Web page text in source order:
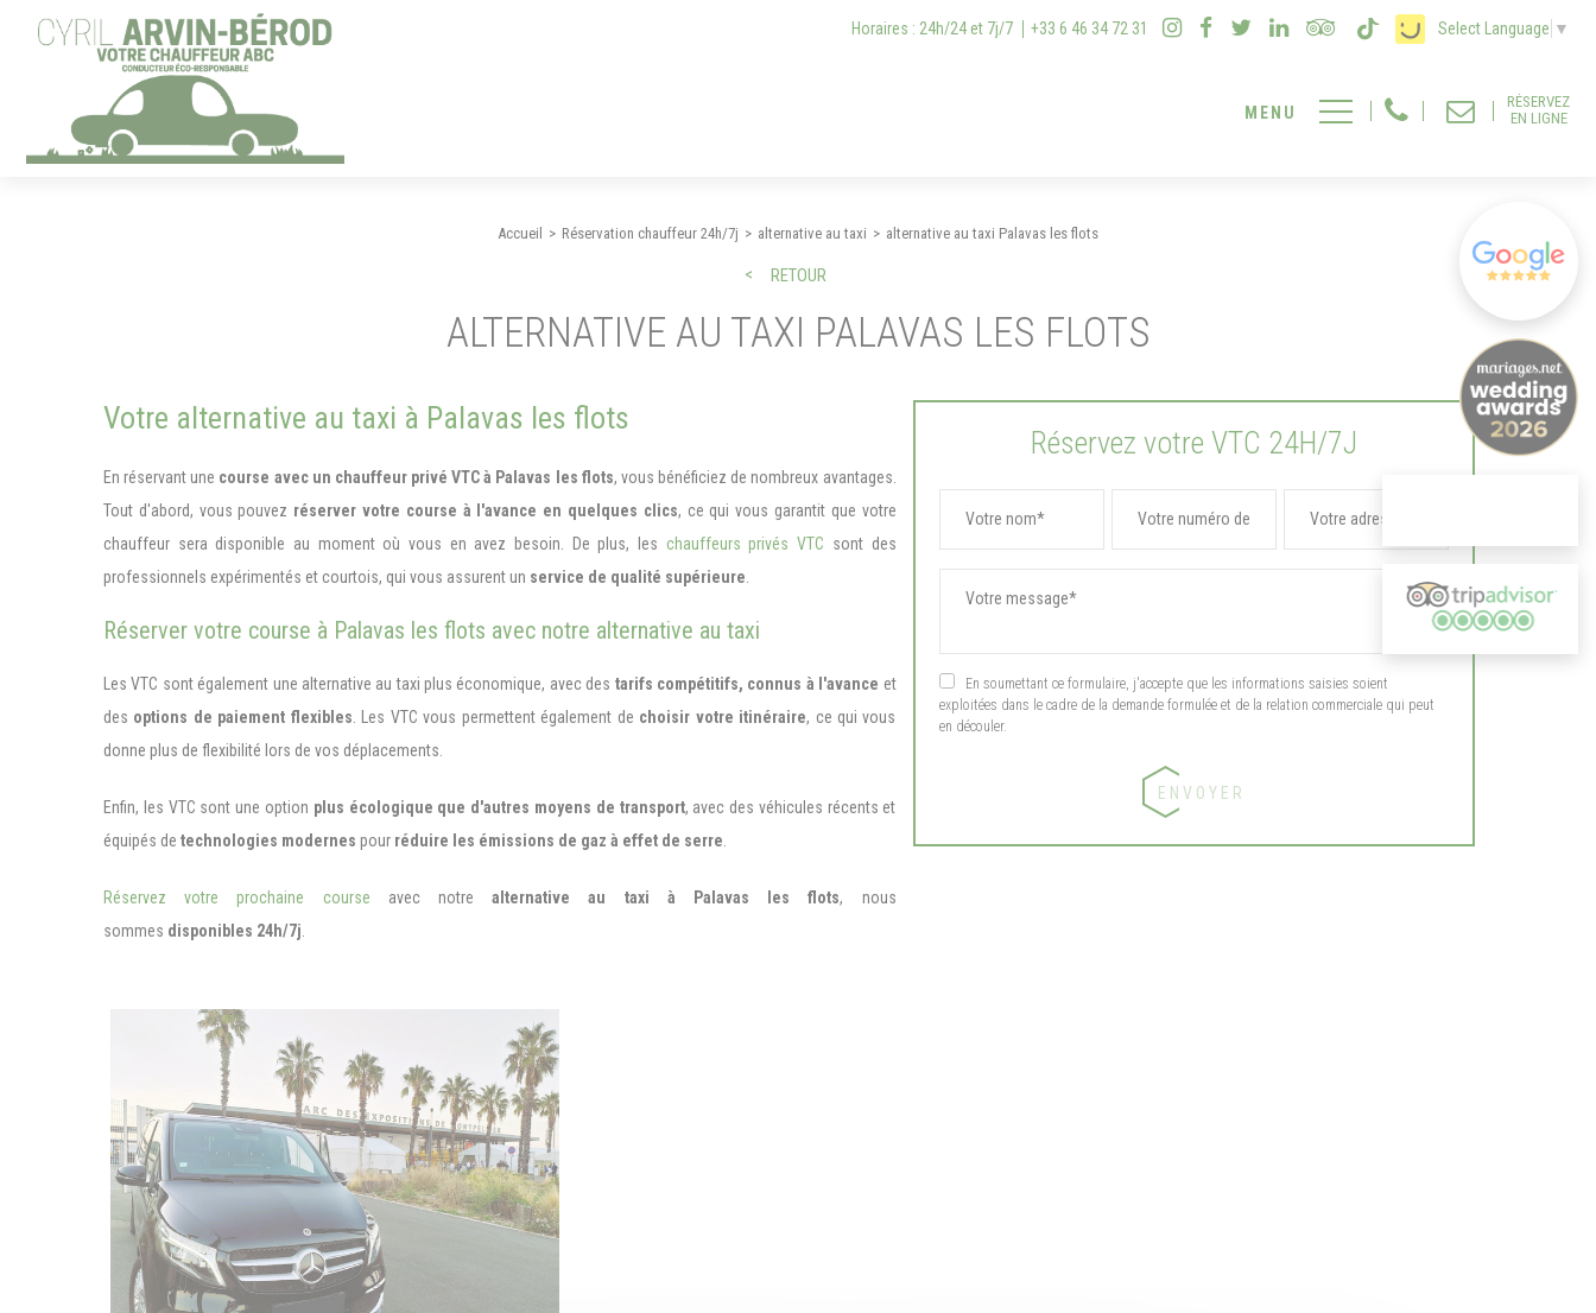
Horaires : 24h/24 et 7j/7 +33 6 46 34 72 31 Select Language ▼
RÉSERVEZ
EN LIGNE
Accueil Réservation chauffeur 24h/7j alternative au taxi alternative au taxi Palavas les flots
RETOUR
ALTERNATIVE AU TAXI PALAVAS LES FLOTS
Votre alternative au taxi à Palavas les flots
En réservant une course avec un chauffeur privé VTC à Palavas les flots, vous bénéficiez de nombreux avantages.
Tout d'abord, vous pouvez réserver votre course à l'avance en quelques clics, ce qui vous garantit que votre
chauffeur sera disponible au moment où vous en avez besoin. De plus, les chauffeurs privés VTC sont des
professionnels expérimentés et courtois, qui vous assurent un service de qualité supérieure
Réserver votre course à Palavas les flots avec notre alternative au taxi
Les VTC sont également une alternative au taxi plus économique, avec des tarifs compétitifs, connus à l'avance et
des options de paiement flexibles . Les VTC vous permettent également de choisir votre itinéraire, ce qui vous
donne plus de flexibilité lors de vos déplacements.
Enfin, les VTC sont une option plus écologique que d'autres moyens de transport, avec des véhicules récents et
équipés de technologies modernes pour réduire les émissions de gaz à effet de serre
Réservez votre prochaine course avec notrealternative au taxi à Palavas les flots, nous
sommes disponibles 24h/7j
Réservez votre VTC 24H/7J
En soumettant ce formulaire, j'accepte que les informations saisies soient
exploitées dans le cadre de la demande formulée et de la relation commerciale qui peut
en découler.